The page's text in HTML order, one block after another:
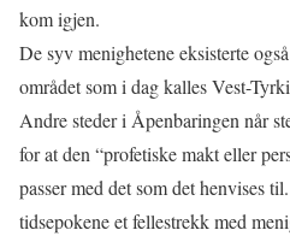
kom igjen.
De syv menighetene eksisterte
området som i dag kalles Vest-
Andre steder i Åpenbaringen når
for at den “profetiske makt eller
passer med det som det henvises
tidsepokene et fellestrekk med